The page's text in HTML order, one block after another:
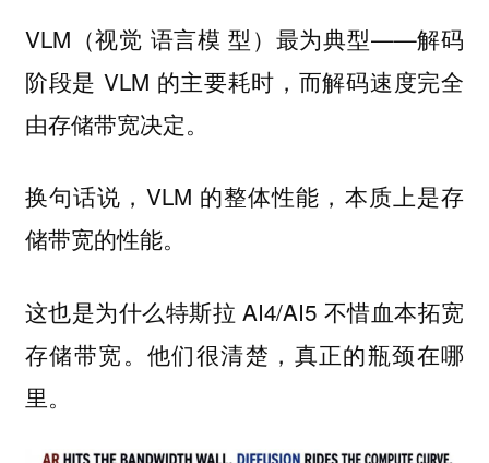
VLM（视觉 语言模 型）最为典型——解码
阶段是 VLM 的主要耗时，而解码速度完全
由存储带宽决定。
换句话说，VLM 的整体性能，本质上是存
储带宽的性能。
这也是为什么特斯拉 AI4/AI5 不惜血本拓宽
存储带宽。他们很清楚，真正的瓶颈在哪
里。